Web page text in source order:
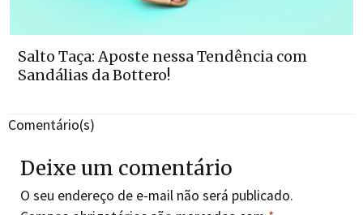
Salto Taça: Aposte nessa Tendência com
Sandálias da Bottero!
Comentário(s)
Deixe um comentário
O seu endereço de e-mail não será publicado.